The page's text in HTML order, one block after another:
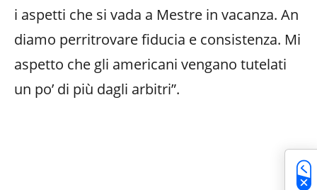
i aspetti che si vada a Mestre in vacanza. An
diamo perritrovare fiducia e consistenza. Mi
aspetto che gli americani vengano tutelati
un po’ di più dagli arbitri”.